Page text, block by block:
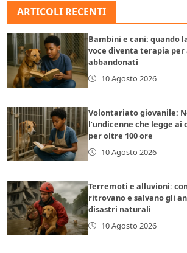
ARTICOLI RECENTI
Bambini e cani: quando
voce diventa terapia per
abbandonati
10 Agosto 2026
Volontariato giovanile:
l’undicenne che legge
per oltre 100 ore
10 Agosto 2026
Terremoti e alluvioni:
ritrovano e salvano gli
disastri naturali
10 Agosto 2026